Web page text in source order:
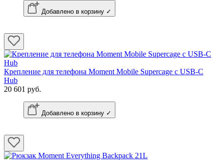
Добавлено в корзину ✓
Крепление для телефона Moment Mobile Supercage с USB-C
Hub
20 601 руб.
Добавлено в корзину ✓